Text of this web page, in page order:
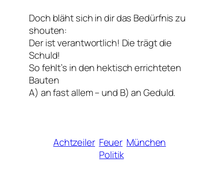
Doch bläht sich in dir das Bedürfnis zu
shouten:
Der ist verantwortlich! Die trägt die
Schuld!
So fehlt’s in den hektisch errichteten
Bauten
A) an fast allem – und B) an Geduld.
Achtzeiler Feuer München
Politik